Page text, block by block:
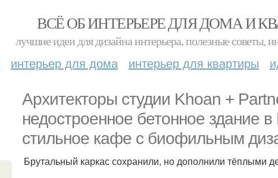
ВСЁ ОБ ИНТЕРЬЕРЕ ДЛЯ ДОМА И
лучшие идеи для дизайна интерьера, полезные советы,
интерьер для дома интерьер для квартиры
Архитекторы студии Khoan +
недостроенное бетонное здание
стильное кафе с биофильным
Брутальный каркас сохранили, но дополнили тёплыми